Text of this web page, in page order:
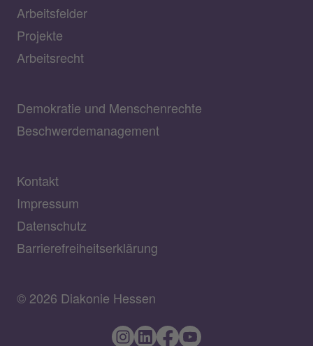
Arbeitsfelder
Projekte
Arbeitsrecht
Demokratie und Menschenrechte
Beschwerdemanagement
Kontakt
Impressum
Datenschutz
Barrierefreiheitserklärung
© 2026 Diakonie Hessen